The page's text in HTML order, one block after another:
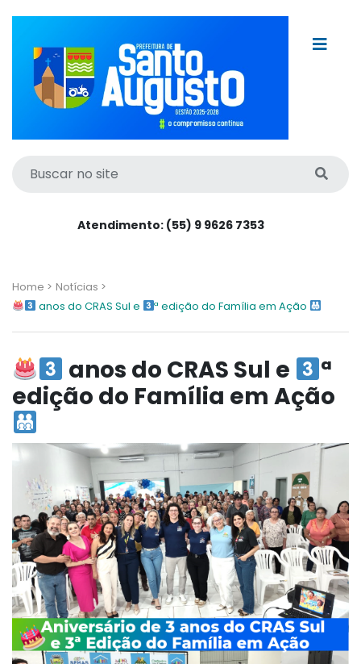
Atendimento: (55) 9 9626 7353
Home > Notícias >
anos do CRAS Sul e
ª edição do Família em Ação
anos do CRAS Sul e
ª
edição do Família em Ação